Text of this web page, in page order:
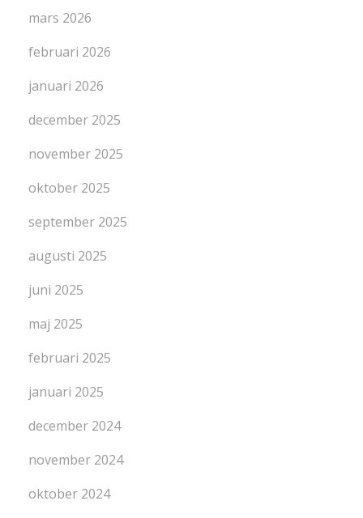
mars 2026
februari 2026
januari 2026
december 2025
november 2025
oktober 2025
september 2025
augusti 2025
juni 2025
maj 2025
februari 2025
januari 2025
december 2024
november 2024
oktober 2024